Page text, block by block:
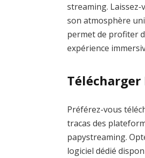
streaming.
son atmosphère
permet de profiter
expérience
Télécharger
Préférez-vous
tracas des
papystreaming.
logiciel dédié